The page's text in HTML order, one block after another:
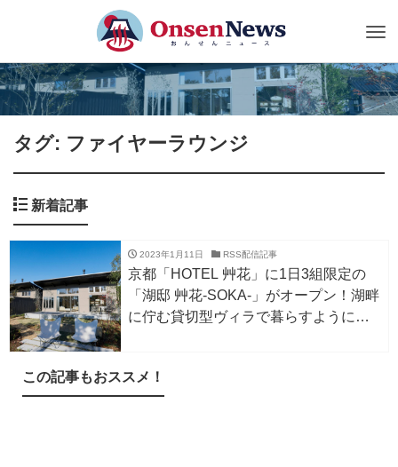
タグ: ファイヤーラウンジ
新着記事
2023年1月11日 RSS配信記事
京都「HOTEL 艸花」に1日3組限定の
「湖邸 艸花-SOKA-」がオープン！湖畔
に佇む貸切型ヴィラで暮らすように泊
この記事もおススメ！